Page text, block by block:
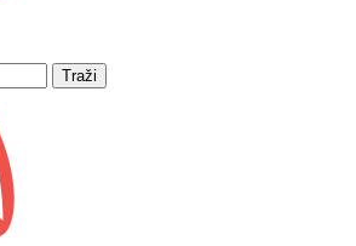
Traži